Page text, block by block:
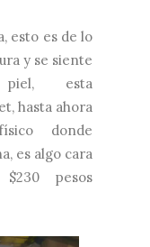
esto es de lo
y se siente
esta
hasta ahora
donde
es algo cara
pesos